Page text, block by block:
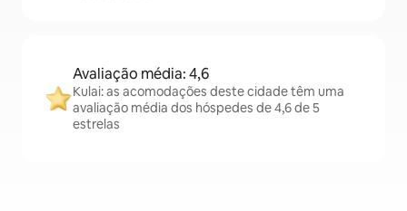
Avaliação média: 4,6
Kulai: as acomodações deste cidade têm uma
avaliação média dos hóspedes de 4,6 de 5
estrelas